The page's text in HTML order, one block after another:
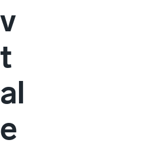
v
t
al
e